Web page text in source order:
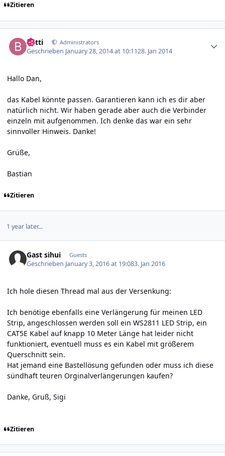
Zitieren
batti Administrators
Geschrieben January 28, 2014 at 10:1128. Jan 2014
Hallo Dan,
das Kabel könnte passen. Garantieren kann ich es dir aber
natürlich nicht. Wir haben gerade aber auch die Verbinder
einzeln mit aufgenommen. Ich denke das war ein sehr
sinnvoller Hinweis. Danke!
Grüße,
Bastian
Zitieren
1 year later...
Gast sihui Guests
Geschrieben January 3, 2016 at 19:083. Jan 2016
Ich hole diesen Thread mal aus der Versenkung:
Ich benötige ebenfalls eine Verlängerung für meinen LED
Strip, angeschlossen werden soll ein WS2811 LED Strip, ein
CAT5E Kabel auf knapp 10 Meter Länge hat leider nicht
funktioniert, eventuell muss es ein Kabel mit größerem
Querschnitt sein.
Hat jemand eine Bastellösung gefunden oder muss ich diese
sündhaft teuren Orginalverlängerungen kaufen?
Danke, Gruß, Sigi
Zitieren